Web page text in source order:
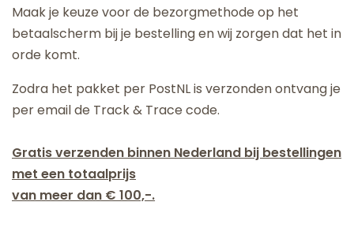
Maak je keuze voor de bezorgmethode op het
betaalscherm bij je bestelling en wij zorgen dat het in
orde komt.
Zodra het pakket per PostNL is verzonden ontvang je
per email de Track & Trace code.
Gratis verzenden binnen Nederland bij bestellingen
met een totaalprijs
van meer dan € 100,-.